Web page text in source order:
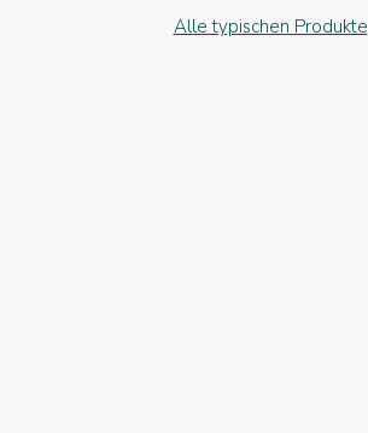
Alle typischen Produkte